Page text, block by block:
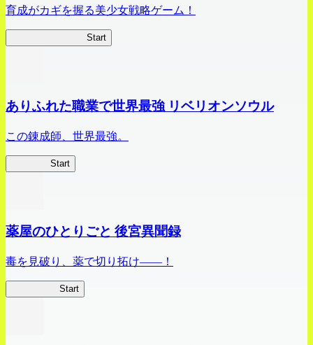
育成がカギを握る美少女戦略ゲーム！
Start
ありふれた職業で世界最強 リベリオンソウル
この錬成師、世界最強。
Start
薬屋のひとりごと 後宮異聞録
毒を見破り、薬で切り拓け――！
Start